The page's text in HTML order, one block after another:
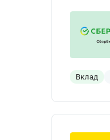
Вклад